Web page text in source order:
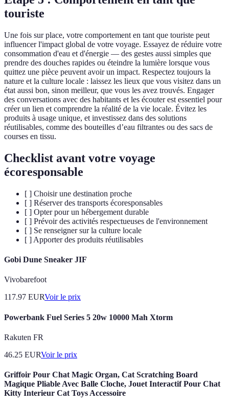
touriste
Une fois sur place, votre comportement en tant que touriste peut
influencer l'impact global de votre voyage. Essayez de réduire votre
consommation d'eau et d'énergie — des gestes aussi simples que
prendre des douches rapides ou éteindre la lumière lorsque vous
quittez une pièce peuvent avoir un impact. Respectez toujours la
nature et la culture locale : laissez les lieux que vous visitez dans un
état aussi bon, sinon meilleur, que vous les avez trouvés. Engager
des conversations avec des habitants et les écouter est essentiel pour
créer un lien et comprendre la réalité de la vie locale. Évitez les
produits à usage unique, et investissez dans des solutions
réutilisables, comme des bouteilles d’eau filtrantes ou des sacs de
courses en tissu.
Checklist avant votre voyage
écoresponsable
[ ] Choisir une destination proche
[ ] Réserver des transports écoresponsables
[ ] Opter pour un hébergement durable
[ ] Prévoir des activités respectueuses de l'environnement
[ ] Se renseigner sur la culture locale
[ ] Apporter des produits réutilisables
Gobi Dune Sneaker JIF
Vivobarefoot
117.97 EURVoir le prix
Powerbank Fuel Series 5 20w 10000 Mah Xtorm
Rakuten FR
46.25 EURVoir le prix
Griffoir Pour Chat Magic Organ, Cat Scratching Board
Magique Pliable Avec Balle Cloche, Jouet Interactif Pour Chat
Kitty Interieur Cat Toys Accessoire